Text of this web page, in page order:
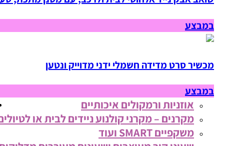
במבצע
מכשיר סרט מדידה חשמלי ידני מדוייק ונטען
במבצע
אוזניות ורמקולים איכותיים
מקרנים – מקרני קולנוע ניידים לבית או
משקפיים SMART ועוד